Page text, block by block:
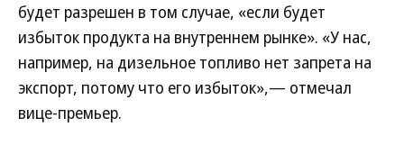
будет разрешен в том случае, «если будет
избыток продукта на внутреннем рынке». «У нас,
например, на дизельное топливо нет запрета на
экспорт, потому что его избыток»,— отмечал
вице-премьер.